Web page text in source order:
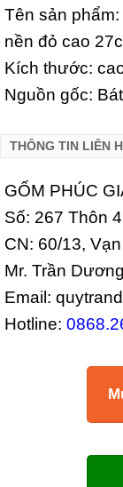
Tên sản
nền đỏ cao
Kích thước:
Nguồn gốc:
THÔNG TIN LIÊN
GỐM PHÚC
Số: 267 Thôn
CN: 60/13,
Mr. Trần
Email:
Hotline: